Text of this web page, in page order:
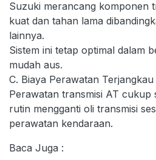
Suzuki merancang komponen
kuat dan tahan lama
lainnya.
Sistem ini tetap optimal dalam
mudah aus.
C. Biaya Perawatan Terjangkau
Perawatan transmisi AT cukup
rutin mengganti oli transmisi
perawatan kendaraan.
Baca Juga :